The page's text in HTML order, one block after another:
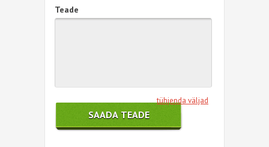
Teade
tühjenda väljad